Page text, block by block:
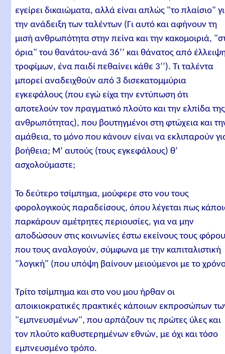
εγείρει δικαιώματα, αλλά είναι απλώς "το πλαίσιο"
την ανάδειξη των ταλέντων (Γι αυτό και αφήνουν τη
μισή ανθρωπότητα στην πείνα και την κακομοιριά,
όρια" του θανάτου-ανά 36’’ και θάνατος από
τροφίμων, ένα παιδί πεθαίνει κάθε 3’’). Τι ταλέντα
μπορεί αναδειχθούν από 3 δισεκατομμύρια
εγκεφάλους (που εγώ είχα την εντύπωση ότι
αποτελούν τον πραγματικό πλούτο και την ελπίδα της
ανθρωπότητας), που βουτηγμένοι στη φτώχεια και
αμάθεια, το μόνο που κάνουν είναι να εκλιπαρούν
βοήθεια; Μ’ αυτούς (τους εγκεφάλους) θ’
ασχολούμαστε;
Το δεύτερο τσίμπημα, μούφερε στο νου τους
φορολογικούς παραδείσους, όπου λέγεται πως
παρκάρουν αμέτρητες περιουσίες, για να μην
αποδώσουν στις κοινωνίες έστω εκείνους τους
που τους αναλογούν, σύμφωνα με την καπιταλιστική
"λογική" (που υπόψη βαίνουν μειούμενοι με το
Τρίτο τσίμπημα και στο νου μου ήρθαν οι
αποικιοκρατικές πρακτικές κάποιων εκπροσώπων
"εμπνευσμένων", που αρπάζουν τις πρώτες ύλες και
τον πλούτο καθυστερημένων εθνών, με όχι και τόσο
εμπνευσμένο τρόπο.